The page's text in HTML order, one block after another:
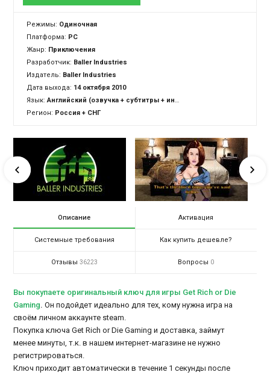
Режимы: Одиночная
Платформа: PC
Жанр: Приключения
Разработчик: Baller Industries
Издатель: Baller Industries
Дата выхода: 14 октября 2010
Язык:Английский (озвучка + субтитры + интерфейс)
Регион: Россия + СНГ
Описание Активация
Системные требования Как купить дешевле?
Отзывы 36223 Вопросы 0
Вы покупаете оригинальный ключ для игры Get Rich or Die
Gaming. Он подойдет идеально для тех, кому нужна игра на
своём личном аккаунте steam.
Покупка ключа Get Rich or Die Gaming и доставка, займут
менее минуты, т.к. в нашем интернет-магазине не нужно
регистрироваться.
Ключ приходит автоматически в течение 1 секунды после